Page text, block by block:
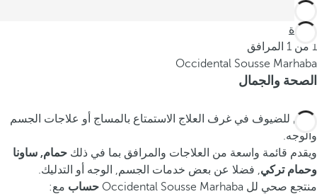
العودة
1 من 1 المرافق
Occidental Sousse Marhaba
الصحة والجمال
يمكن للضيوف في غرف العلاج الاستمتاع بالمساج أو علاجات الجسم
والوجه.
ويقدم قائمة واسعة من العلاجات والمرافق بما في ذلك حمام, ساونا
وحمام تركي, فضلا عن بعض خدمات الجسم, الوجه أو التدليك.
منتجع صحي لل Occidental Sousse Marhaba
حساب مع: